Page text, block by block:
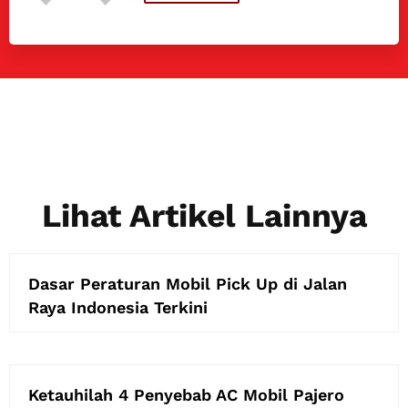
Lihat Artikel Lainnya
Dasar Peraturan Mobil Pick Up di Jalan
Raya Indonesia Terkini
Ketauhilah 4 Penyebab AC Mobil Pajero